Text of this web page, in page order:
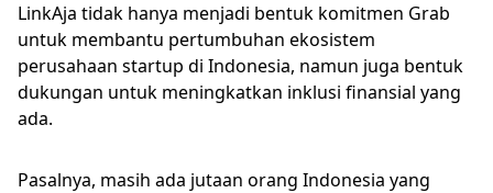
LinkAja tidak hanya menjadi bentuk komitmen Grab
untuk membantu pertumbuhan ekosistem
perusahaan startup di Indonesia, namun juga bentuk
dukungan untuk meningkatkan inklusi finansial yang
ada.
Pasalnya, masih ada jutaan orang Indonesia yang